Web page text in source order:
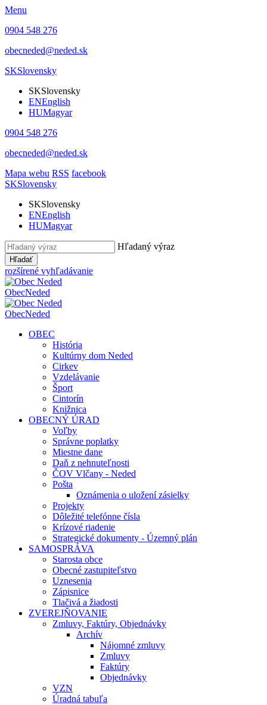
Menu
0904 548 276
obecneded@neded.sk
SKSlovensky
SKSlovensky
ENEnglish
HUMagyar
0904 548 276
obecneded@neded.sk
Mapa webu RSS facebook
SKSlovensky
SKSlovensky
ENEnglish
HUMagyar
Hľadaný výraz
Hľadať
rozšírené vyhľadávanie
ObecNeded
ObecNeded
OBEC
História
Kultúrny dom Neded
Cirkev
Vzdelávanie
Šport
Cintorín
Knižnica
OBECNÝ ÚRAD
Voľby
Správne poplatky
Miestne dane
Daň z nehnuteľnosti
ČOV Vlčany - Neded
Pošta
Oznámenia o uložení zásielky
Projekty
Dôležité telefónne čísla
Krízové riadenie
Strategické dokumenty - Územný plán
SAMOSPRÁVA
Starosta obce
Obecné zastupiteľstvo
Uznesenia
Zápisnice
Tlačivá a žiadosti
ZVEREJŇOVANIE
Zmluvy, Faktúry, Objednávky
Archív
Nájomné zmluvy
Zmluvy
Faktúry
Objednávky
VZN
Úradná tabuľa